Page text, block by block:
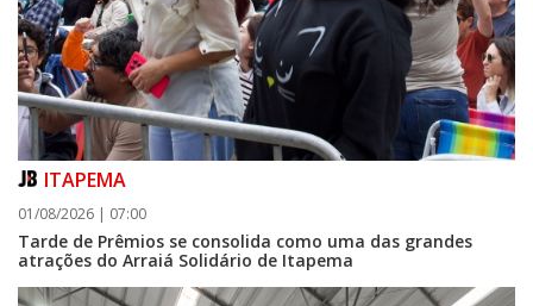
ITAPEMA
01/08/2026 | 07:00
Tarde de Prêmios se consolida como uma das grandes
atrações do Arraiá Solidário de Itapema